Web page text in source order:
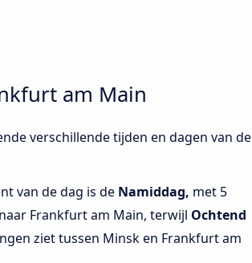
am Main
verschillende tijden en dagen van de
van de dag is de Namiddag, met 5
Frankfurt am Main, terwijl Ochtend
ziet tussen Minsk en Frankfurt am